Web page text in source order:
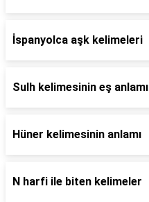
İspanyolca aşk kelimeleri
Sulh kelimesinin eş anlamı
Hüner kelimesinin anlamı
N harfi ile biten kelimeler